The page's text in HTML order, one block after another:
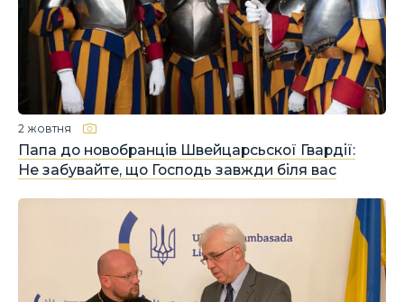
Папа до новобранців Швейцарсьскої Гвардії:
Не забувайте, що Господь завжди біля вас
2 жовтня